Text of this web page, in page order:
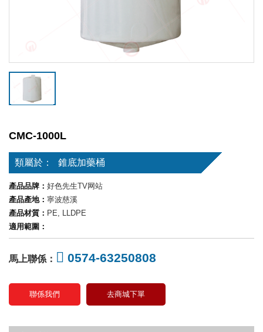
CMC-1000L
類屬於： 錐底加藥桶
產品品牌： 好色先生TV网站
產品產地： 寧波慈溪
產品材質： PE, LLDPE
適用範圍：
馬上聯係： 0574-63250808
聯係我們 去商城下單